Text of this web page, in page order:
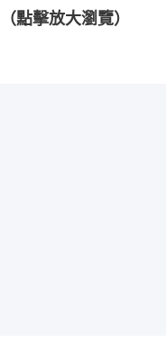
（點擊放大瀏覽）